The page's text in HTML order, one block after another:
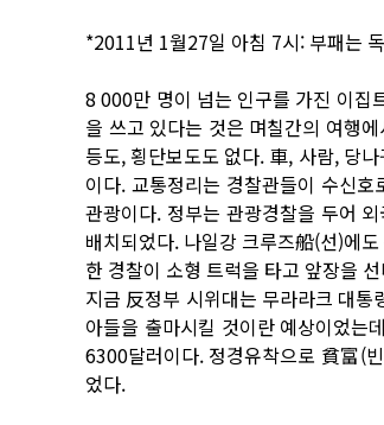
*2011년 1월27일 아침 7시: 부패는
8 000만 명이 넘는 인구를 가진 이집
을 쓰고 있다는 것은 며칠간의 여행
등도, 횡단보도도 없다. 車, 사람, 당
이다. 교통정리는 경찰관들이 수신
관광이다. 정부는 관광경찰을 두어
배치되었다. 나일강 크루즈船(선)에
한 경찰이 소형 트럭을 타고 앞장을
지금 反정부 시위대는 무라라크 대
아들을 출마시킬 것이란 예상이었는
6300달러이다. 정경유착으로 貧富(
었다.